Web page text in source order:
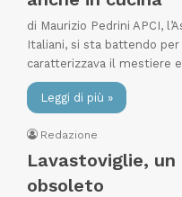
di Maurizio Pedrini APCI,
Italiani, si sta battendo
caratterizzava il mestiere
Leggi di più »
Redazione
Lavastoviglie,
obsoleto